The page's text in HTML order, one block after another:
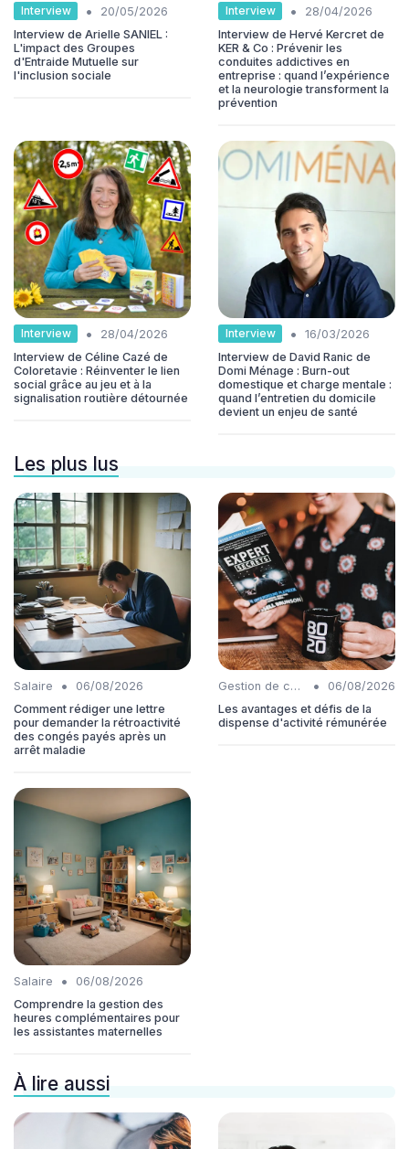
Interview •
20/05/2026
Interview de Arielle SANIEL :
L'impact des Groupes
d'Entraide Mutuelle sur
l'inclusion sociale
Interview •
28/04/2026
Interview de Hervé Kercret de
KER & Co : Prévenir les
conduites addictives en
entreprise : quand l’expérience
et la neurologie transforment la
prévention
Interview •
28/04/2026
Interview de Céline Cazé de
Coloretavie : Réinventer le lien
social grâce au jeu et à la
signalisation routière détournée
Interview •
16/03/2026
Interview de David Ranic de
Domi Ménage : Burn-out
domestique et charge mentale :
quand l’entretien du domicile
devient un enjeu de santé
Les plus lus
Salaire •
06/08/2026
Comment rédiger une lettre
pour demander la rétroactivité
des congés payés après un
arrêt maladie
Gestion de carrière •
06/08/2026
Les avantages et défis de la
dispense d'activité rémunérée
Salaire •
06/08/2026
Comprendre la gestion des
heures complémentaires pour
les assistantes maternelles
À lire aussi